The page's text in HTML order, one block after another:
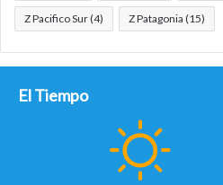
Z Pacifico Sur(4) Z Patagonia (15)
El Tiempo